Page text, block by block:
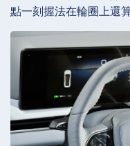
點一刻握法在輪圈上還算